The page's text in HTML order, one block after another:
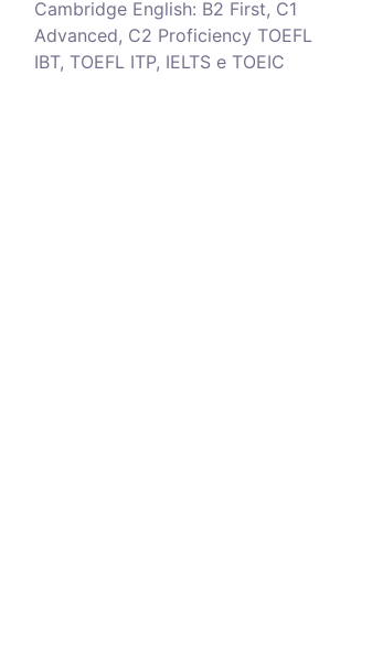
Cambridge English: B2 First, C1
Advanced, C2 Proficiency TOEFL
IBT, TOEFL ITP, IELTS e TOEIC